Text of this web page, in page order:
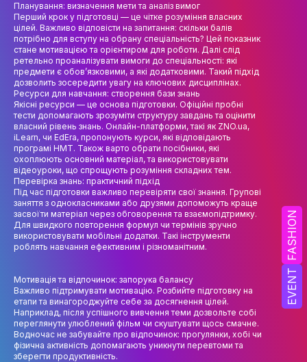
EVENT
FASHION
НАУКА
НАПРЯМИ ДОСЛІДЖЕНЬ
НАУК.РОБОТА СТУДЕНТІВ
ВИДАВНИЧА ДІЯЛЬНІСТЬ
КОНФЕРЕНЦІЇ, СЕМІНАРИ
ПІДВИЩЕННЯ КВАЛІФІКАЦІЇ
ЯКІСТЬ ОСВІТИ
АКАДЕМІЧНА ДОБРОЧЕСНІСТЬ
АКАДЕМІЧНА МОБІЛЬНІСТЬ
СПІВПРАЦЯ
КАФЕДРА ФЕШН ТА ШОУ-БІЗНЕСУ
МЕТА, ЗАВДАННЯ ТА ІСТОРІЯ КАФЕДРИ
ВИКЛАДАЦЬКИЙ СКЛАД
Планування: визначення мети та аналіз вимог
Перший крок у підготовці — це чітке розуміння власних
цілей. Важливо відповісти на запитання: скільки балів
потрібно для вступу на обрану спеціальність? Цей показник
стане мотивацією та орієнтиром для роботи. Далі слід
ретельно проаналізувати вимоги до спеціальності: які
предмети є обов’язковими, а які додатковими. Такий підхід
дозволить зосередити увагу на ключових дисциплінах.
Ресурси для навчання: створення бази знань
Якісні ресурси — це основа підготовки. Офіційні пробні
тести допомагають зрозуміти структуру завдань та оцінити
власний рівень знань. Онлайн-платформи, такі як ZNO.ua,
iLearn, чи EdEra, пропонують курси, які відповідають
програмі НМТ. Також варто обрати посібники, які
охоплюють основний матеріал, та використовувати
відеоуроки, що спрощують розуміння складних тем.
Перевірка знань: практичний підхід
Під час підготовки важливо перевіряти свої знання. Групові
заняття з однокласниками або друзями допоможуть краще
засвоїти матеріал через обговорення та взаємопідтримку.
Для швидкого повторення формул чи термінів зручно
використовувати мобільні додатки. Такі інструменти
роблять навчання ефективним і різноманітним.
Мотивація та відпочинок: запорука балансу
Важливо підтримувати мотивацію. Розбийте підготовку на
етапи та винагороджуйте себе за досягнення цілей.
Наприклад, після успішного вивчення теми дозвольте собі
переглянути улюблений фільм чи скуштувати щось смачне.
Водночас не забувайте про відпочинок: прогулянки, хобі чи
фізична активність допомагають уникнути перевтоми та
зберегти продуктивність.